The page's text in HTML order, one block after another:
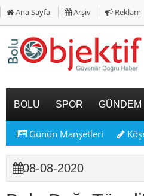
Ana Sayfa Arşiv Reklam
BOLU SPOR GÜNDEM
Günün Manşetleri
08-08-2020